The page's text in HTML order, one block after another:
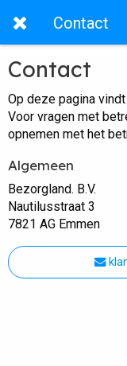
Contact
Contact
Op deze pagina
Voor vragen met
opnemen met het
Algemeen
Bezorgland. B.V.
Nautilusstraat 3
7821 AG Emmen